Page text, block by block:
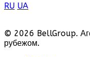
RU UA
© 2026 BellGroup.
рубежом.